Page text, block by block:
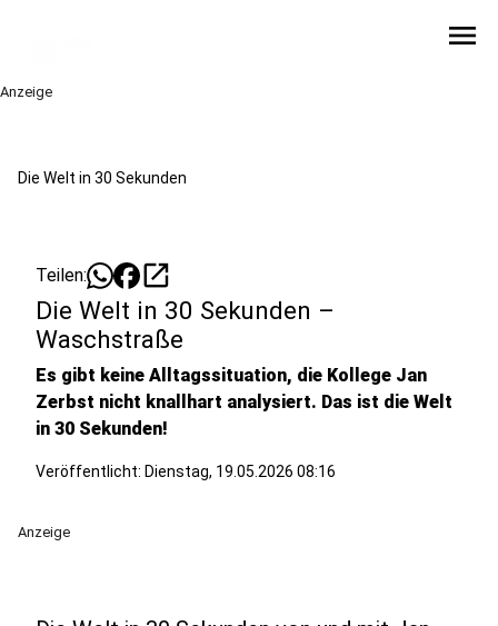
menu
Anzeige
Die Welt in 30 Sekunden
Teilen: open_in_new
Die Welt in 30 Sekunden –
Waschstraße
Es gibt keine Alltagssituation, die Kollege Jan
Zerbst nicht knallhart analysiert. Das ist die Welt
in 30 Sekunden!
Veröffentlicht: Dienstag, 19.05.2026 08:16
Anzeige